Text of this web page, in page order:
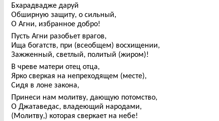
Бхарадвадже даруй
Обширную защиту, о сильный,
О Агни, избранное добро!
Пусть Агни разобьет врагов,
Ища богатств, при (всеобщем) восхищении,
Зажженный, светлый, политый (жиром)!
В чреве матери отец отца,
Ярко сверкая на непреходящем (месте),
Сидя в лоне закона,
Принеси нам молитву, дающую потомство,
О Джатаведас, владеющий народами,
(Молитву,) которая сверкает на небе!